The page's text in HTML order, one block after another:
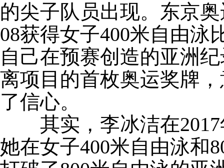
的尖子队员出现。东京
08获得女子400米自由泳
自己在预赛创造的亚洲
离项目的首枚奥运奖牌
了信心。
其实，李冰洁在2017
她在女子400米自由泳和